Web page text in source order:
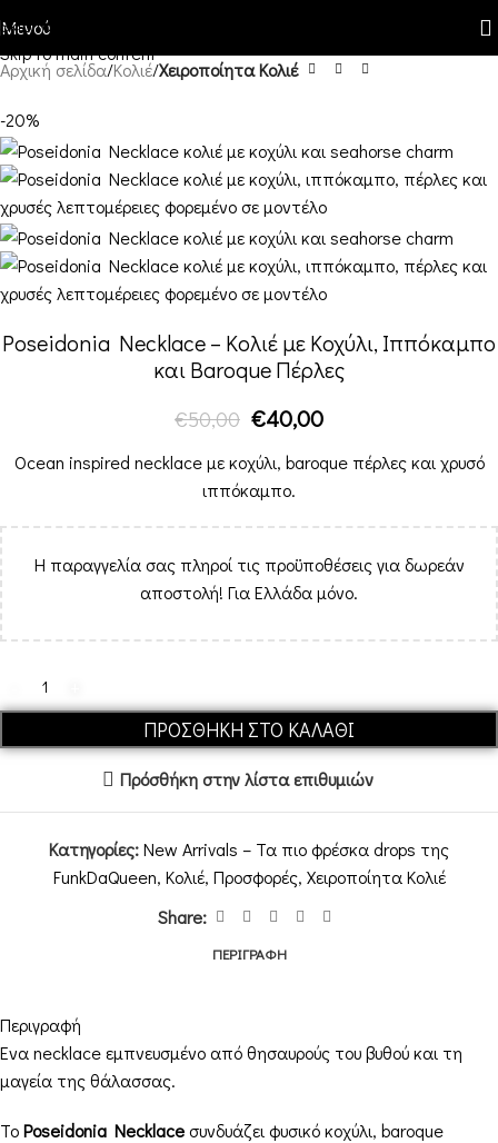
Skip to navigation
Skip to main content
Μενού
Αρχική σελίδα Κολιέ Χειροποίητα Κολιέ
-20%
Poseidonia Necklace – Κολιέ με Κοχύλι, Ιππόκαμπο
και Baroque Πέρλες
€50,00 €40,00
Ocean inspired necklace με κοχύλι, baroque πέρλες και χρυσό
ιππόκαμπο.
Η παραγγελία σας πληροί τις προϋποθέσεις για δωρεάν
αποστολή! Για Ελλάδα μόνο.
ΠΡΟΣΘΉΚΗ ΣΤΟ ΚΑΛΆΘΙ
Πρόσθήκη στην λίστα επιθυμιών
Κατηγορίες:New Arrivals – Τα πιο φρέσκα drops της
FunkDaQueen, Κολιέ, Προσφορές, Χειροποίητα Κολιέ
Share:
ΠΕΡΙΓΡΑΦΉ
Περιγραφή
Ένα necklace εμπνευσμένο από θησαυρούς του βυθού και τη
μαγεία της θάλασσας.
ΤοPoseidonia Necklaceσυνδυάζει φυσικό κοχύλι, baroque